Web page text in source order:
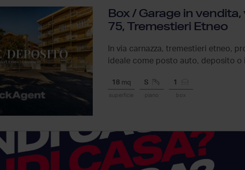
Box / Garage in vendita,
75, Tremestieri Etneo
In via carnazza, tremestieri etneo,
ideale come posto auto, deposito o
18 mq
superficie
S
piano
1
box